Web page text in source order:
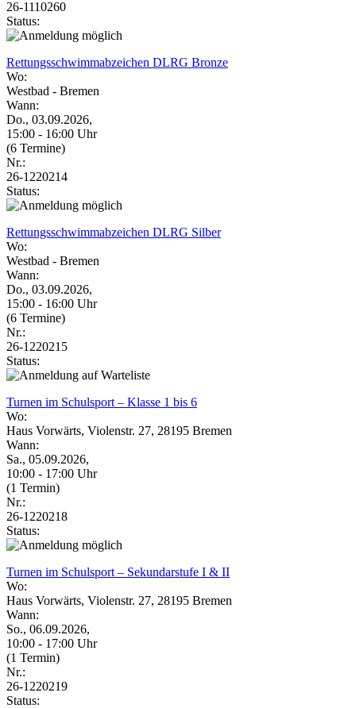
26-1110260
Status:
Rettungsschwimmabzeichen DLRG Bronze
Wo:
Westbad - Bremen
Wann:
Do., 03.09.2026,
15:00 - 16:00 Uhr
(6 Termine)
Nr.:
26-1220214
Status:
Rettungsschwimmabzeichen DLRG Silber
Wo:
Westbad - Bremen
Wann:
Do., 03.09.2026,
15:00 - 16:00 Uhr
(6 Termine)
Nr.:
26-1220215
Status:
Turnen im Schulsport – Klasse 1 bis 6
Wo:
Haus Vorwärts, Violenstr. 27, 28195 Bremen
Wann:
Sa., 05.09.2026,
10:00 - 17:00 Uhr
(1 Termin)
Nr.:
26-1220218
Status:
Turnen im Schulsport – Sekundarstufe I & II
Wo:
Haus Vorwärts, Violenstr. 27, 28195 Bremen
Wann:
So., 06.09.2026,
10:00 - 17:00 Uhr
(1 Termin)
Nr.:
26-1220219
Status: